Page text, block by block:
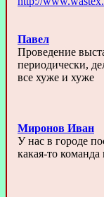
Павел
Проведение
периодически,
все хуже и хуже
Миронов Иван
У нас в городе
какая-то